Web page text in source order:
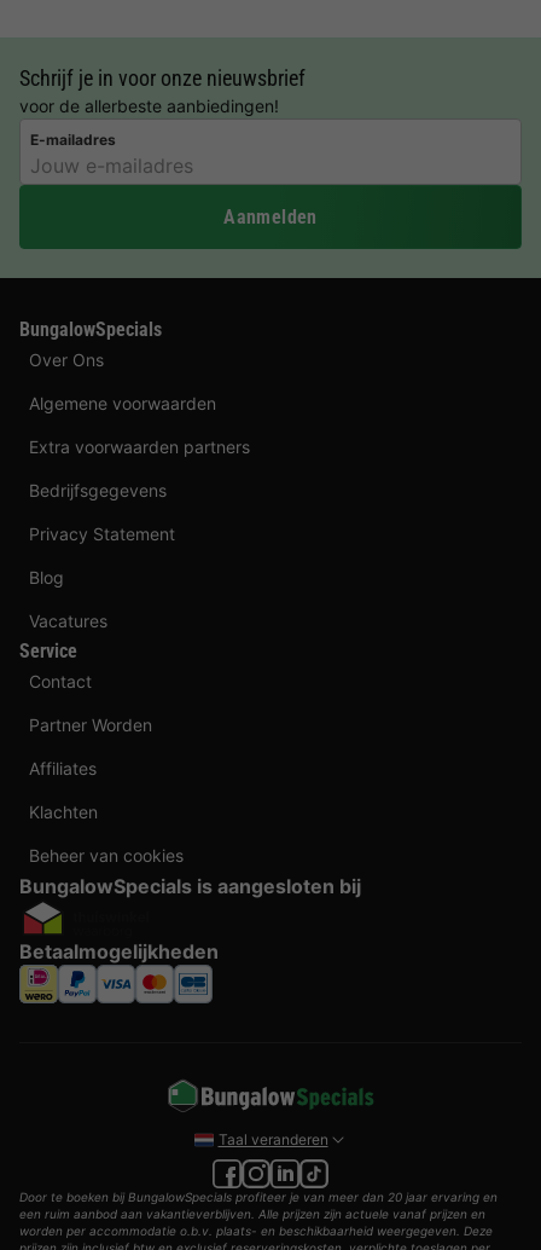
Schrijf je in voor onze nieuwsbrief
voor de allerbeste aanbiedingen!
E-mailadres
Aanmelden
BungalowSpecials
Over Ons
Algemene voorwaarden
Extra voorwaarden partners
Bedrijfsgegevens
Privacy Statement
Blog
Vacatures
Service
Contact
Partner Worden
Affiliates
Klachten
Beheer van cookies
BungalowSpecials is aangesloten bij
Betaalmogelijkheden
Taal veranderen
Door te boeken bij BungalowSpecials profiteer je van meer dan 20 jaar ervaring en
een ruim aanbod aan vakantieverblijven. Alle prijzen zijn actuele vanaf prijzen en
worden per accommodatie o.b.v. plaats- en beschikbaarheid weergegeven. Deze